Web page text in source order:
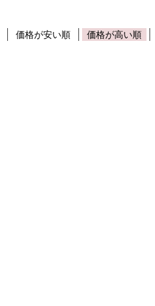
価格が安い順 価格が高い順